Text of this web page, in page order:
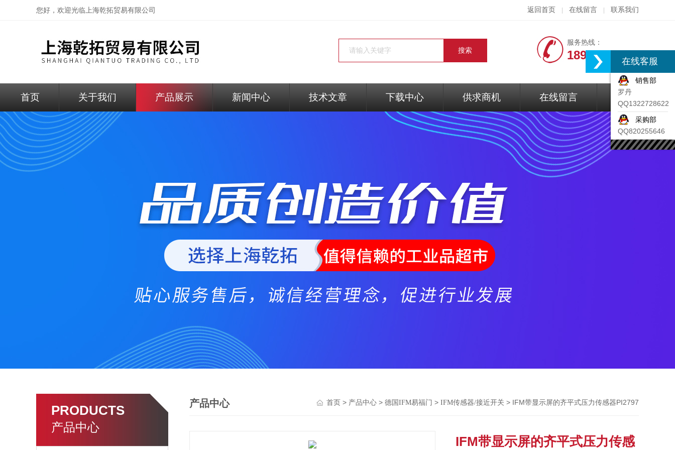
您好，欢迎光临上海乾拓贸易有限公司 返回首页 在线留言 联系我们
服务热线：
18917074297
首页 关于我们 产品展示 新闻中心 技术文章 下载中心 供求商机 在线留言 联系我们
PRODUCTS
产品中心
产品中心 首页 > 产品中心 > 德国IFM易福门 > IFM传感器/接近开关 > IFM带显示屏的齐平式压力传感器PI2797
IFM带显示屏的齐平式压力传感
在线客服
销售部
罗丹
QQ1322728622
采购部
QQ820255646